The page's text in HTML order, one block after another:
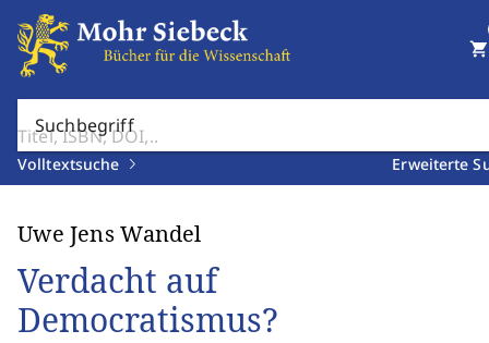
Suchbegriff
Volltextsuche Erweiterte
shopping_cart
Uwe Jens Wandel
Verdacht auf
Democratismus?